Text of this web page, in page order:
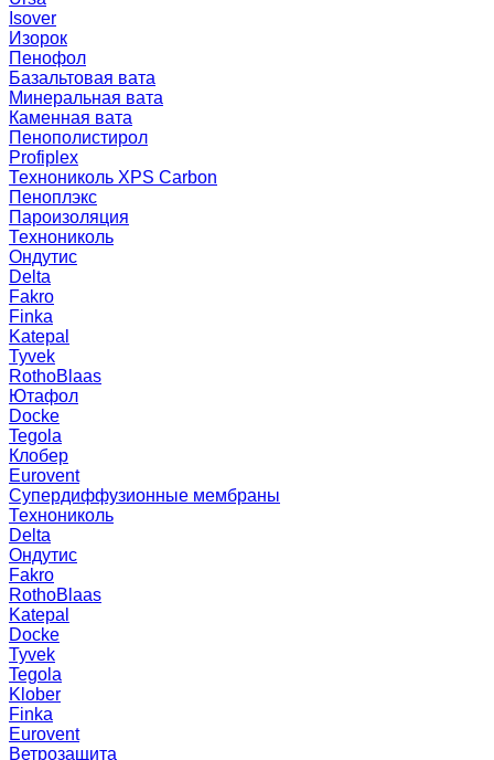
Isover
Изорок
Пенофол
Базальтовая вата
Минеральная вата
Каменная вата
Пенополистирол
Profiplex
Технониколь XPS Carbon
Пеноплэкс
Пароизоляция
Технониколь
Ондутис
Delta
Fakro
Finka
Katepal
Tyvek
RothoBlaas
Ютафол
Docke
Tegola
Клобер
Eurovent
Супердиффузионные мембраны
Технониколь
Delta
Ондутис
Fakro
RothoBlaas
Katepal
Docke
Tyvek
Tegola
Klober
Finka
Eurovent
Ветрозащита